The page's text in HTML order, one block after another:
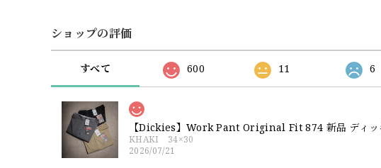
ショップの評価
すべて 600 11 6
【Dickies】Work Pant Original Fit 874 新品 ディッ
KHAKI 34×30
2026/07/21